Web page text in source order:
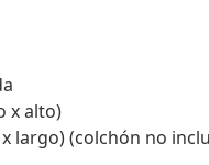
x alto)
largo) (colchón no